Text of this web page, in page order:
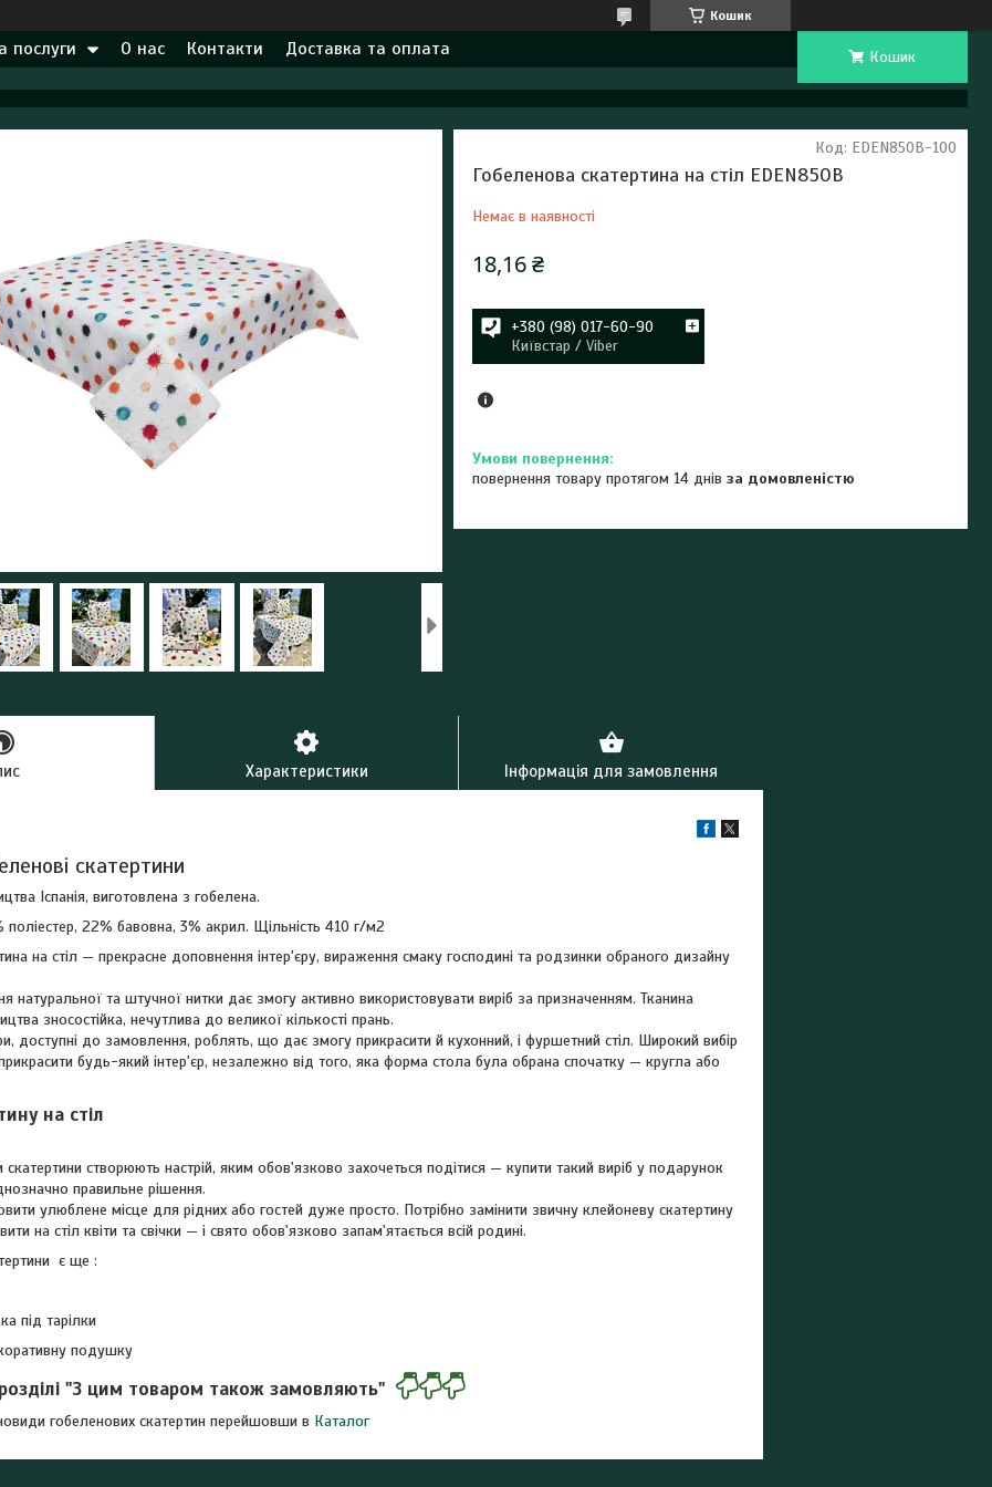
Кошик
послуги О нас Контакти Доставка та оплата Кошик
Гобеленова скатертина на стіл EDEN850B
Немає в наявності
Код: EDEN850B-100
18,16 ₴
+380 (98) 017-60-90
Київстар / Viber
повернення товару протягом 14 днівза домовленістю
Характеристики Інформація для замовлення
скатертини
Іспанія, виготовлена з гобелена.
поліестер, 22% бавовна, 3% акрил. Щільність 410 г/м2
на стіл — прекрасне доповнення інтер'єру, вираження смаку господині та родзинки обраного дизайну
натуральної та штучної нитки дає змогу активно використовувати виріб за призначенням. Тканина
зносостійка, нечутлива до великої кількості прань.
доступні до замовлення, роблять, що дає змогу прикрасити й кухонний, і фуршетний стіл. Широкий вибір
будь-який інтер'єр, незалежно від того, яка форма стола була обрана спочатку — кругла або
на стіл
скатертини створюють настрій, яким обов'язково захочеться подітися — купити такий виріб у подарунок
правильне рішення.
улюблене місце для рідних або гостей дуже просто. Потрібно замінити звичну клейоневу скатертину
на стіл квіти та свічки — і свято обов'язково запам'ятається всій родині.
є ще :
під тарілки
подушку
"З цим товаром також замовляють"
гобеленових скатертин перейшовши в Каталог